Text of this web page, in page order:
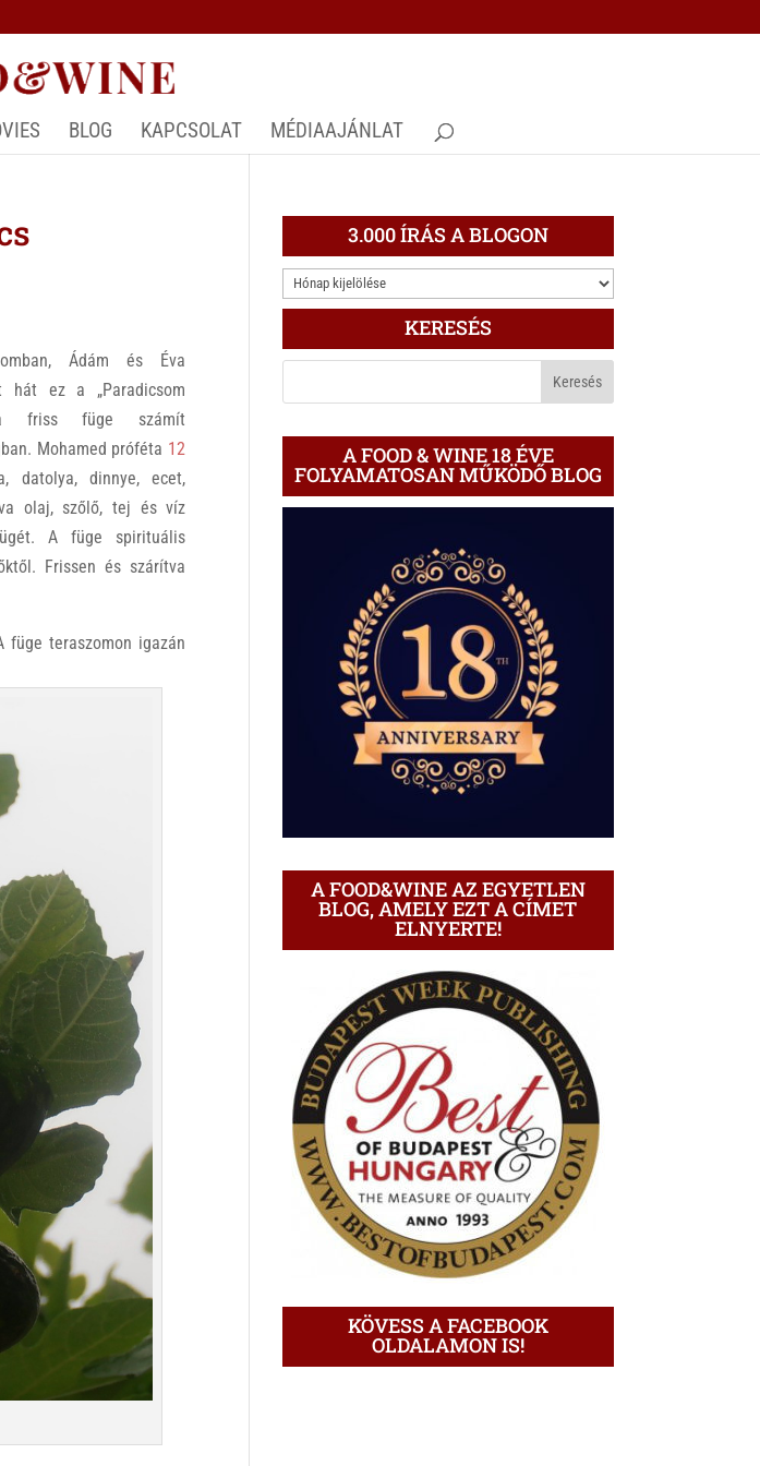
BLOG KAPCSOLAT MÉDIAAJÁNLAT
Ádám és Éva
hát ez a „Paradicsom
a friss füge számít
Mohamed próféta 12
datolya, dinnye, ecet,
olaj, szőlő, tej és víz
A füge spirituális
Frissen és szárítva
füge teraszomon igazán
3.000 ÍRÁS A BLOGON
3.000
ÍRÁS
BLOGON
KERESÉS
A FOOD & WINE 18 ÉVE
FOLYAMATOSAN MŰKÖDŐ BLOG
A FOOD&WINE AZ EGYETLEN
BLOG, AMELY EZT A CÍMET
ELNYERTE!
KÖVESS A FACEBOOK
OLDALAMON IS!